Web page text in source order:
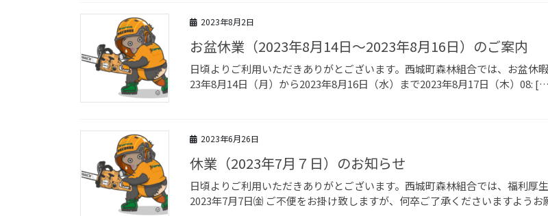
2023年8月2日
お盆休業（2023年8月14日～2023年8月16日）のご案内
日頃よりご利用いただきありがとございます。西城町森林組合では、お盆
23年8月14日（月）から2023年8月16日（水）まで2023年8月17日（木）08:
2023年6月26日
休業（2023年7月７日）のお知らせ
日頃よりご利用いただきありがとございます。西城町森林組合では、福利
2023年7月7日㈮ ご不便をお掛け致しますが、何卒ご了承くださいますよう